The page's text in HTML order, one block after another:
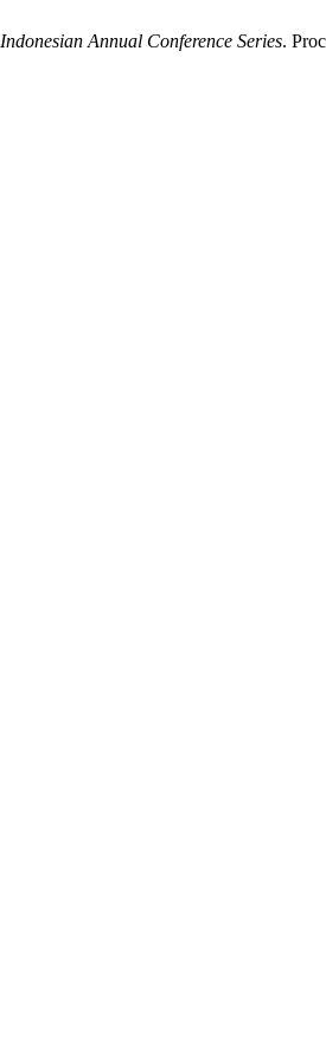
Indonesian Annual Conference Series.